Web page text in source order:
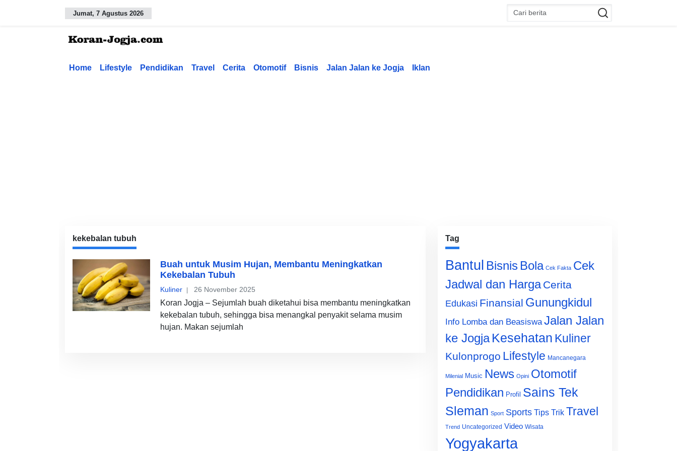
Jumat, 7 Agustus 2026
Home Lifestyle Pendidikan Travel Cerita Otomotif Bisnis Jalan Jalan ke Jogja Iklan
kekebalan tubuh
Buah untuk Musim Hujan, Membantu Meningkatkan
Kekebalan Tubuh
Kuliner 26 November 2025
Koran Jogja – Sejumlah buah diketahui bisa membantu meningkatkan
kekebalan tubuh, sehingga bisa menangkal penyakit selama musim
hujan. Makan sejumlah
Tag
Bantul Bisnis Bola Cek Fakta Cek
Jadwal dan Harga Cerita
Edukasi Finansial Gunungkidul
Info Lomba dan Beasiswa Jalan Jalan
ke Jogja Kesehatan Kuliner
Kulonprogo Lifestyle Mancanegara
Milenial Music News Opini Otomotif
Pendidikan Profil Sains Tek
Sleman Sport Sports Tips Trik Travel
Trend Uncategorized Video Wisata
Yogyakarta